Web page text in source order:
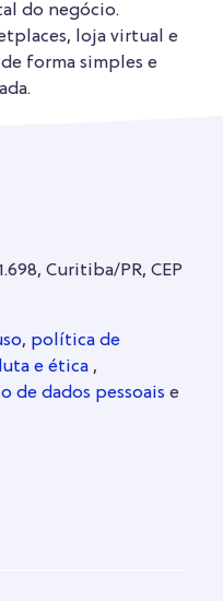
do negócio.
loja virtual e
forma simples e
Curitiba/PR, CEP
, política de
e ética ,
de dados pessoais e